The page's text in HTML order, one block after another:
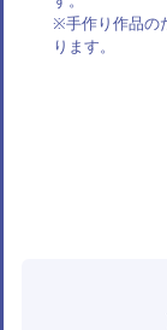
※手作り作品の
ります。